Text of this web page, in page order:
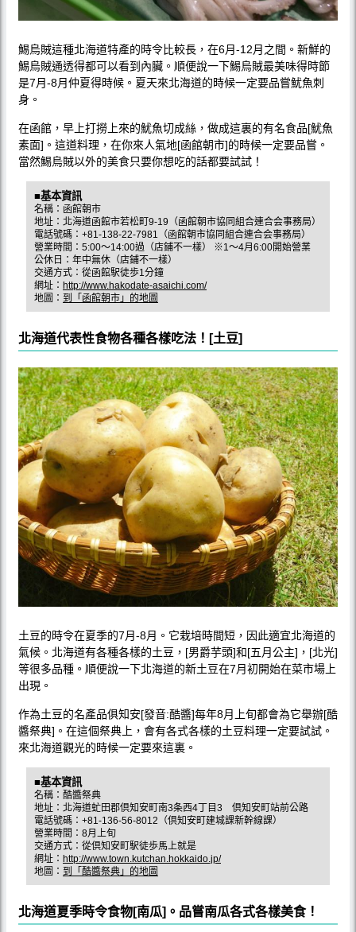
鯣烏賊這種北海道特產的時令比較長，在6月-12月之間。新鮮的
鯣烏賊通透得都可以看到內臟。順便說一下鯣烏賊最美味得時節
是7月-8月仲夏得時候。夏天來北海道的時候一定要品嘗魷魚刺
身。
在函館，早上打撈上來的魷魚切成絲，做成這裏的有名食品[魷魚
素面]。這道料理，在你來人氣地[函館朝市]的時候一定要品嘗。
當然鯣烏賊以外的美食只要你想吃的話都要試試！
■基本資訊
名稱：函館朝市
地址：北海道函館市若松町9-19（函館朝市協同組合連合会事務局）
電話號碼：+81-138-22-7981（函館朝市協同組合連合会事務局）
營業時間：5:00～14:00過（店鋪不一樣） ※1～4月6:00開始營業
公休日：年中無休（店鋪不一樣）
交通方式：從函館駅徒歩1分鐘
網址： http://www.hakodate-asaichi.com/
地圖： 到「函館朝市」的地圖
北海道代表性食物各種各樣吃法！[土豆]
土豆的時令在夏季的7月-8月。它栽培時間短，因此適宜北海道的
氣候。北海道有各種各樣的土豆，[男爵芋頭]和[五月公主]，[北光]
等很多品種。順便說一下北海道的新土豆在7月初開始在菜市場上
出現。
作為土豆的名產品俱知安[發音:酷醬]每年8月上旬都會為它舉辦[酷
醬祭典]。在這個祭典上，會有各式各樣的土豆料理一定要試試。
來北海道觀光的時候一定要來這裏。
■基本資訊
名稱：酷醬祭典
地址：北海道虻田郡倶知安町南3条西4丁目3 倶知安町站前公路
電話號碼：+81-136-56-8012（倶知安町建城課新幹線課）
營業時間：8月上旬
交通方式：從倶知安町駅徒歩馬上就是
網址： http://www.town.kutchan.hokkaido.jp/
地圖： 到「酷醬祭典」的地圖
北海道夏季時令食物[南瓜]。品嘗南瓜各式各樣美食！